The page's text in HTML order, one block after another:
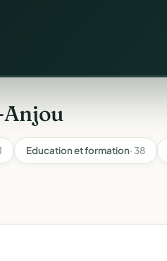
Anjou
Education et formation· 38